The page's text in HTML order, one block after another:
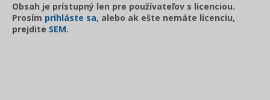
Obsah je prístupný len pre používateľov s licenciou.
Prosím prihláste sa, alebo ak ešte nemáte licenciu,
prejdite SEM.